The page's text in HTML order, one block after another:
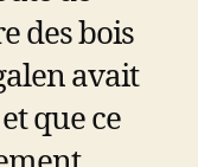
des bois
avait
que ce